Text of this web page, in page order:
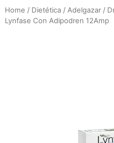
Home / Dietética / Adelgazar /
Lynfase Con Adipodren 12Amp